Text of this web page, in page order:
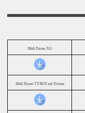
Midi Demo XG
Midi Demo TYROS mit Drums